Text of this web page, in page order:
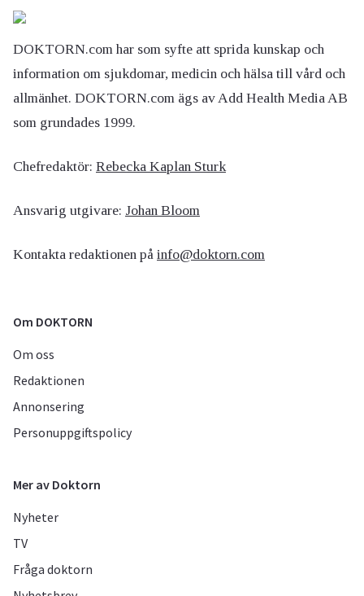
DOKTORN.com har som syfte att sprida kunskap och
information om sjukdomar, medicin och hälsa till vård och
allmänhet. DOKTORN.com ägs av Add Health Media AB
som grundades 1999.
Chefredaktör: Rebecka Kaplan Sturk
Ansvarig utgivare: Johan Bloom
Kontakta redaktionen på info@doktorn.com
Om DOKTORN
Om oss
Redaktionen
Annonsering
Personuppgiftspolicy
Mer av Doktorn
Nyheter
TV
Fråga doktorn